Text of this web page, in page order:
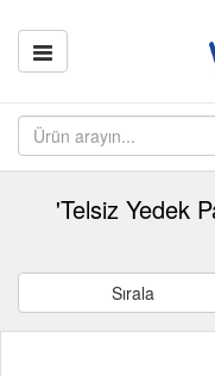
'Telsiz Yedek
Sırala